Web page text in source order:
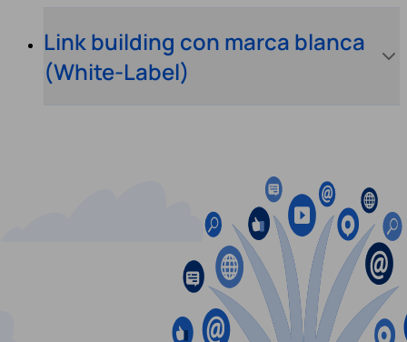
Link building con marca blanca
(White-Label)